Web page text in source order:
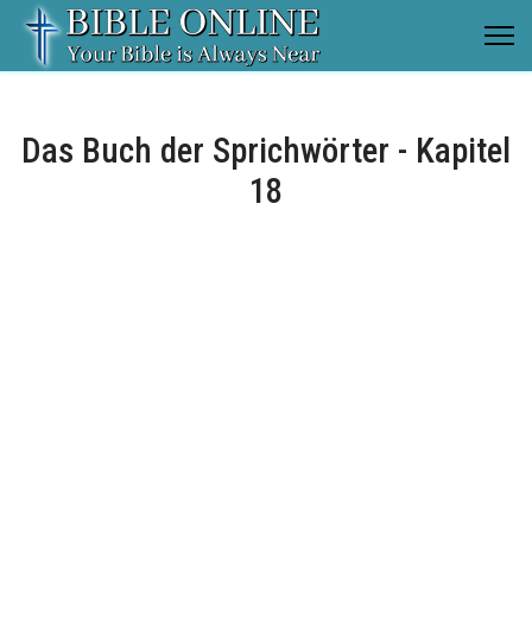
Das Buch der Sprichwörter - Kapitel
18